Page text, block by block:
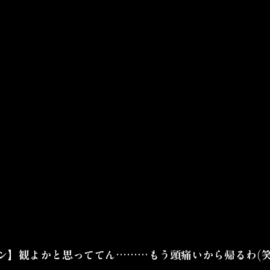
】観よかと思っててん………もう頭痛いから帰るわ(